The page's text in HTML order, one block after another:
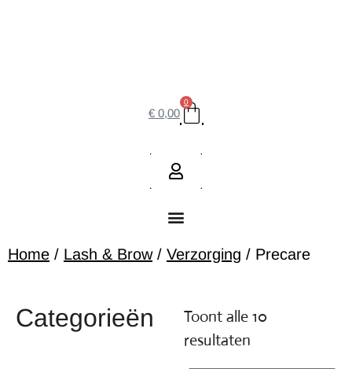
€ 0,00
0
Home / Lash & Brow/ Verzorging / Precare
Categorieën
Toont alle 10
resultaten